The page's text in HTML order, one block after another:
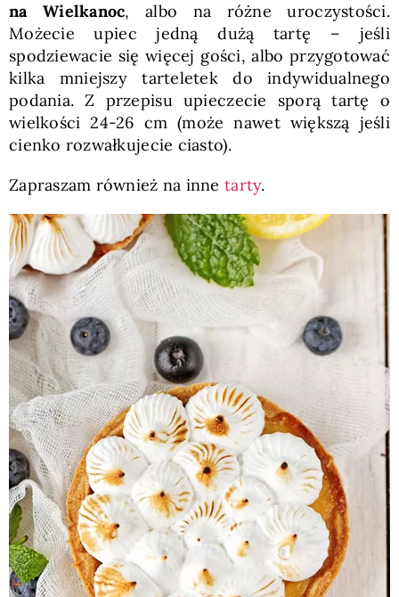
na Wielkanoc, albo na różne uroczystości.
Możecie upiec jedną dużą tartę – jeśli
spodziewacie się więcej gości, albo przygotować
kilka mniejszy tarteletek do indywidualnego
podania. Z przepisu upieczecie sporą tartę o
wielkości 24-26 cm (może nawet większą jeśli
cienko rozwałkujecie ciasto).
Zapraszam również na innetarty.